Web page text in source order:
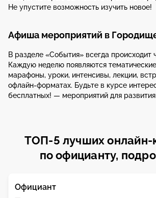
Не упустите возможность изучить новое!
Афиша мероприятий в
В разделе «События» всегда происходит
Каждую неделю появляются
марафоны, уроки, интенсивы, лекции,
офлайн-форматах. Будьте в курсе
бесплатных! — мероприятий для
ТОП-5 лучших онлайн-
по официанту,
Официант